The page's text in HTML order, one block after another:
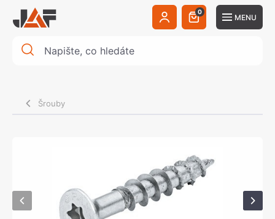
0
MENU
Šrouby